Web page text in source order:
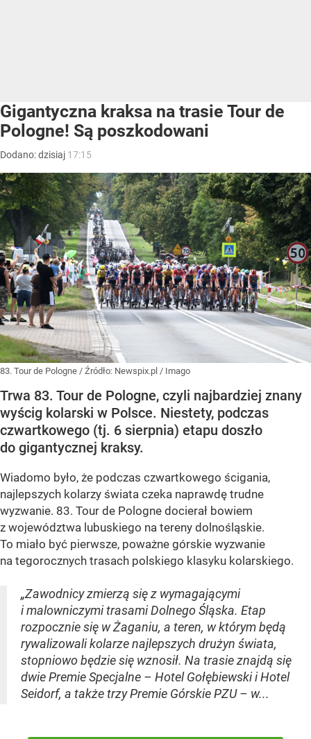
Gigantyczna kraksa na trasie Tour de
Pologne! Są poszkodowani
Dodano:dzisiaj 17:15
83. Tour de Pologne / Źródło: Newspix.pl / Imago
Trwa 83. Tour de Pologne, czyli najbardziej znany
wyścig kolarski w Polsce. Niestety, podczas
czwartkowego (tj. 6 sierpnia) etapu doszło
do gigantycznej kraksy.
Wiadomo było, że podczas czwartkowego ścigania,
najlepszych kolarzy świata czeka naprawdę trudne
wyzwanie. 83. Tour de Pologne docierał bowiem
z województwa lubuskiego na tereny dolnośląskie.
To miało być pierwsze, poważne górskie wyzwanie
na tegorocznych trasach polskiego klasyku kolarskiego.
„Zawodnicy zmierzą się z wymagającymi
i malowniczymi trasami Dolnego Śląska. Etap
rozpocznie się w Żaganiu, a teren, w którym będą
rywalizowali kolarze najlepszych drużyn świata,
stopniowo będzie się wznosił. Na trasie znajdą się
dwie Premie Specjalne – Hotel Gołębiewski i Hotel
Seidorf, a także trzy Premie Górskie PZU – w...